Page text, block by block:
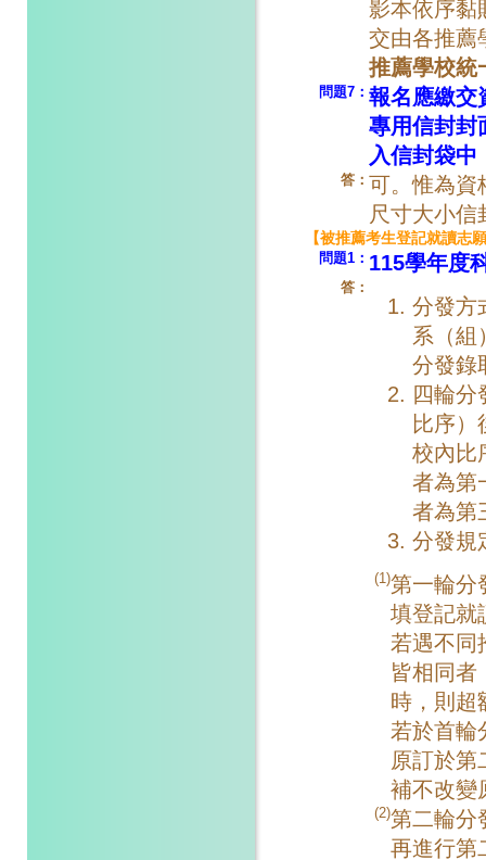
影本依序黏
交由各推薦
推薦學校統
問題7： 報名應繳交
專用信封封
入信封袋
答： 可。惟為資
尺寸大小信
【被推薦考生登記就讀志
問題1： 115學年度
答：
分發方
系（組
分發錄
四輪分
比序）
校內比
者為第
者為第
分發規
(1)第一輪分
填登記就
若遇不同
皆相同者
時，則超
若於首輪
原訂於第
補不改變
(2)第二輪分
再進行第